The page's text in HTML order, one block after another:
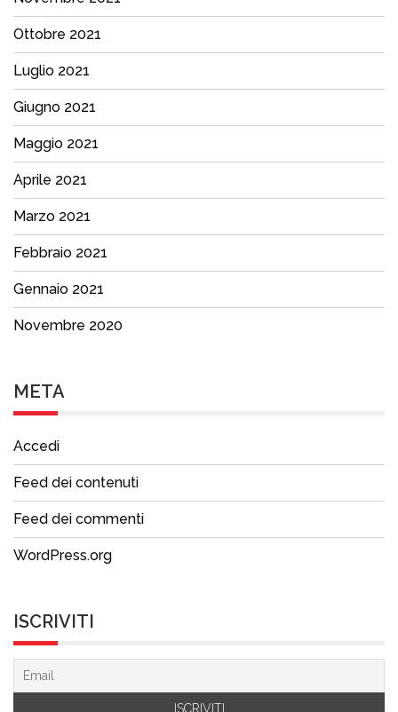
Ottobre 2021
Luglio 2021
Giugno 2021
Maggio 2021
Aprile 2021
Marzo 2021
Febbraio 2021
Gennaio 2021
Novembre 2020
META
Accedi
Feed dei contenuti
Feed dei commenti
WordPress.org
ISCRIVITI